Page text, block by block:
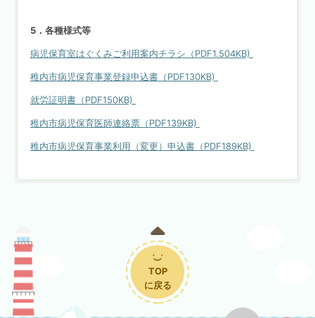
5．各種様式等
病児保育室はぐくみご利用案内チラシ（PDF1.504KB)
稚内市病児保育事業登録申込書（PDF130KB)
就労証明書（PDF150KB)
稚内市病児保育医師連絡票（PDF139KB)
稚内市病児保育事業利用（変更）申込書（PDF189KB)
TOP
に戻る